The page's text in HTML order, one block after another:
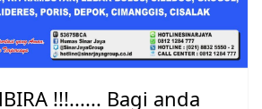
!!!...... Bagi anda